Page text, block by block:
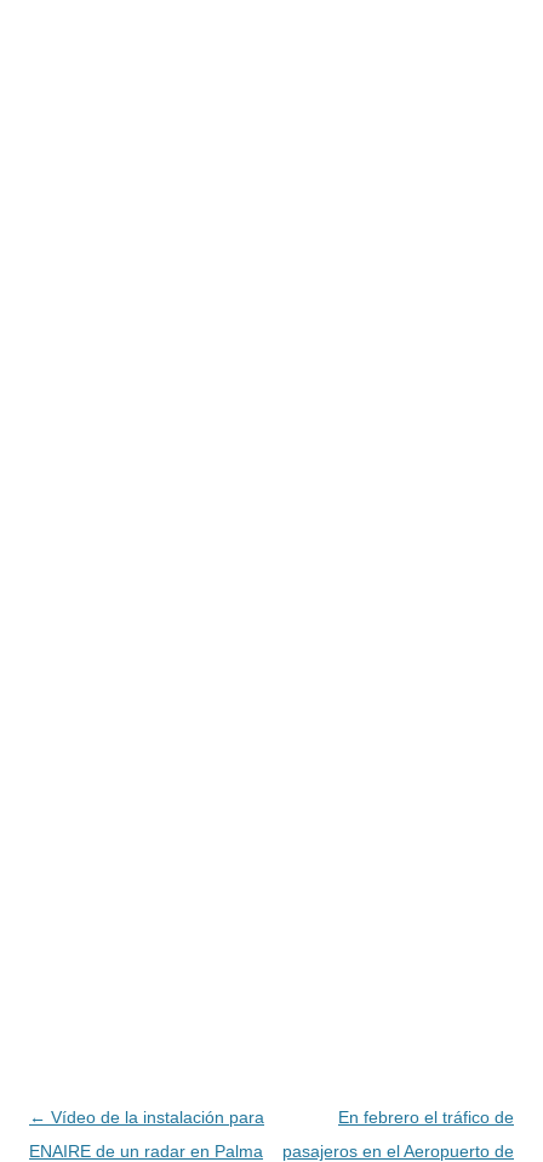
Navegación
de
← Vídeo de la instalación para
ENAIRE de un radar en Palma
En febrero el tráfico de
pasajeros en el Aeropuerto de